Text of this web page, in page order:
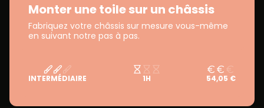
Monter une toile sur un châssis
Fabriquez votre châssis sur mesure vous-même
en suivant notre pas à pas.
INTERMÉDIAIRE 1H 54,05 €